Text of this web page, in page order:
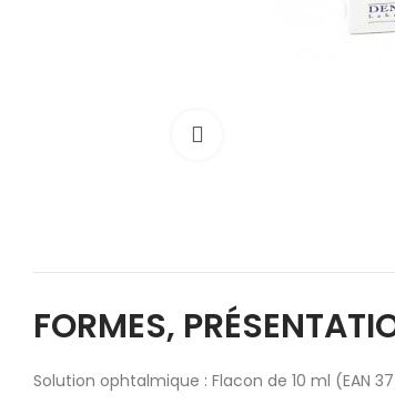
FORMES,
Solution ophtalmique : Flacon de 10 ml (EAN